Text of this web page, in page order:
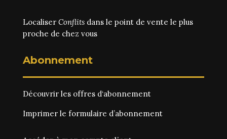
Localiser Conflitsdans le point de vente le plus
proche de chez vous
Abonnement
Découvrir les offres d‘abonnement
Imprimer le formulaire d’abonnement